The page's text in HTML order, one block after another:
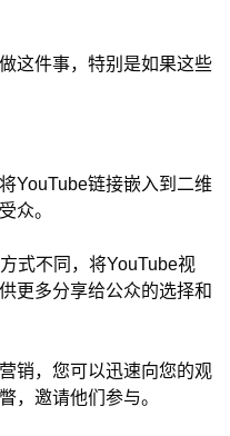
这件事，特别是如果这些
YouTube链接嵌入到二维
众。
式不同，将YouTube视
更多分享给公众的选择和
销，您可以迅速向您的观
，邀请他们参与。